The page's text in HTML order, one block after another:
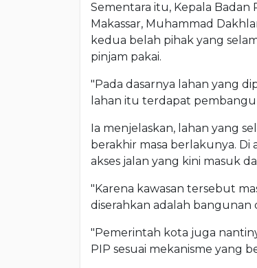
Sementara itu, Kepala Badan
Makassar, Muhammad
kedua belah pihak yang
pinjam pakai.
"Pada dasarnya lahan yang
lahan itu terdapat
Ia menjelaskan, lahan yang
berakhir masa berlakunya.
akses jalan yang kini masuk
"Karena kawasan tersebut
diserahkan adalah bangunan
"Pemerintah kota juga
PIP sesuai mekanisme yang